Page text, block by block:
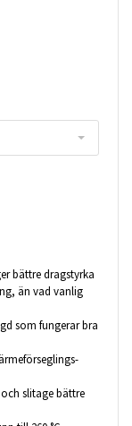
bättre dragstyrka
än vad vanlig
som fungerar bra
slitage bättre